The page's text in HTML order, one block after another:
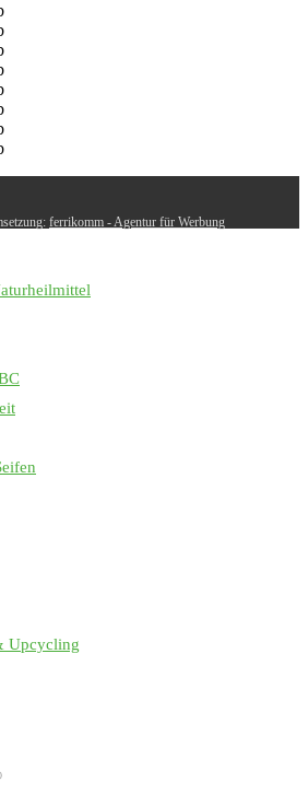
ferrikomm - Agentur für Werbung
Upcycling